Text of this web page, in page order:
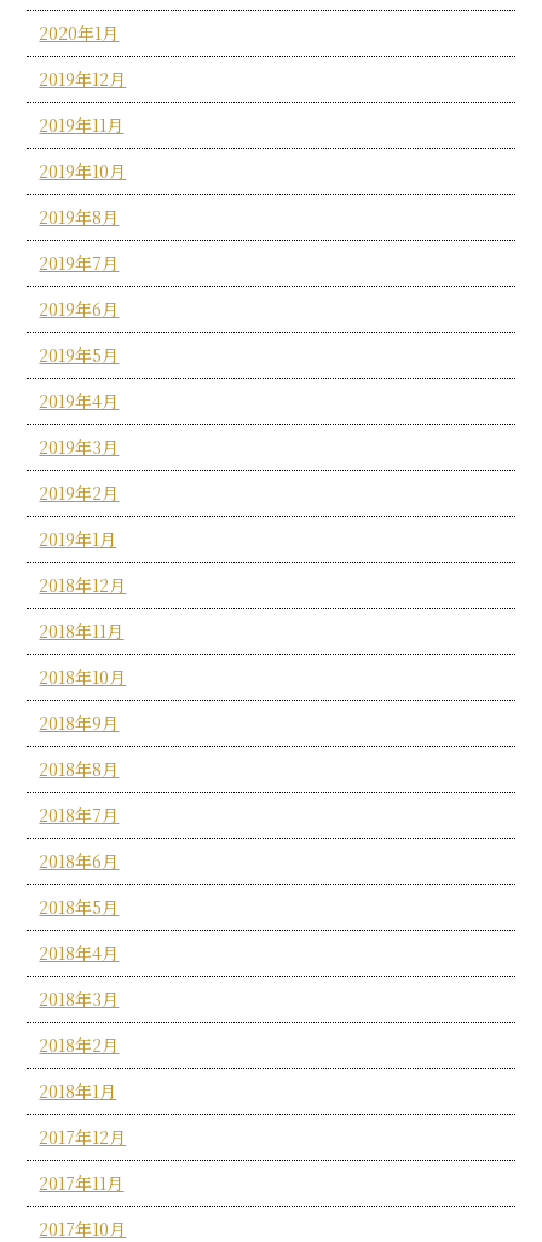
2020年1月
2019年12月
2019年11月
2019年10月
2019年8月
2019年7月
2019年6月
2019年5月
2019年4月
2019年3月
2019年2月
2019年1月
2018年12月
2018年11月
2018年10月
2018年9月
2018年8月
2018年7月
2018年6月
2018年5月
2018年4月
2018年3月
2018年2月
2018年1月
2017年12月
2017年11月
2017年10月